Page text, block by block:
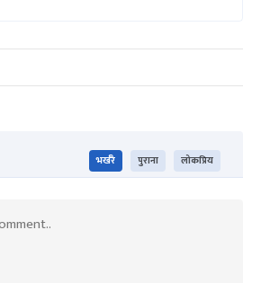
भर्खरै पुराना लोकप्रिय